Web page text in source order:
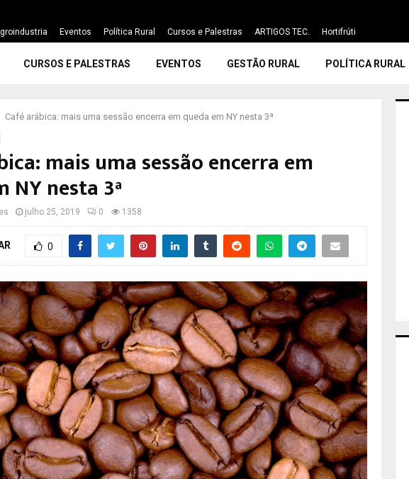
Eventos Política Rural Cursos e Palestras ARTIGOS TEC. Hortifrúti
CURSOS E PALESTRAS EVENTOS GESTÃO RURAL POLÍTICA RURAL
Café arábica: mais uma sessão encerra em queda em NY nesta 3ª
mais uma sessão encerra em
NY nesta 3ª
julho 25, 2019 0 1358
0